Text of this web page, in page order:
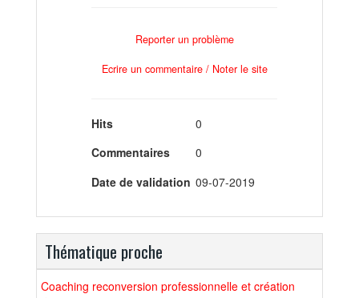
Reporter un problème
Ecrire un commentaire / Noter le site
Hits
0
Commentaires
0
Date de validation 09-07-2019
Thématique proche
Coaching reconversion professionnelle et création